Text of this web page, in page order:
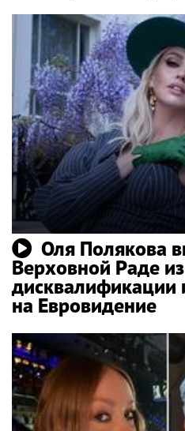
Оля Полякова
Верховной Раде
дисквалификации
на Евровидение